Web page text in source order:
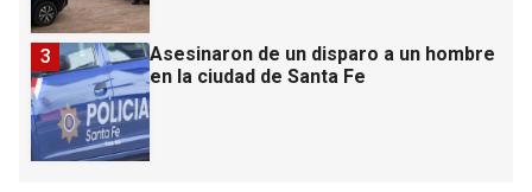
Asesinaron de un disparo a un hombre
en la ciudad de Santa Fe
3